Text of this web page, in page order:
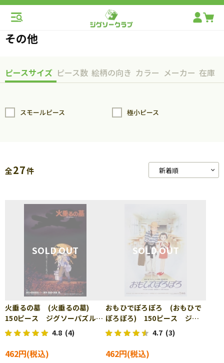
その他
ピースサイズ ピース数 絵柄の向き カラー メーカー 在庫
スモールピース 極小ピース
全27件
火垂るの墓 (火垂るの墓)
150ピース ジグソーパズル
ENS-150-G28 4.8 (4)
462円
おもひでぽろぽろ (おもひで
ぽろぽろ) 150ピース ジグ
ソーパズル ENS-150-G30
4.7 (3)
462円